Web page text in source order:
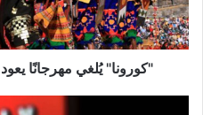
الإنكا
في
بيرو
"كورونا" يُلغي مهرجانًا